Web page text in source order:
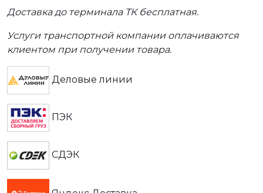
Доставка до терминала ТК бесплатная.
Услуги транспортной компании оплачиваются
клиентом при получении товара.
Деловые линии
ПЭК
СДЭК